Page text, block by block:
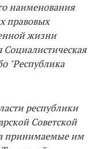
наименования
правовых
жизни
Социалистическая
"Республика
республики
Советской
принимаемые им